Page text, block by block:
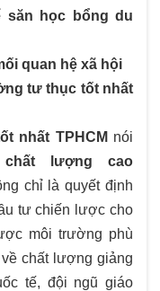
săn học bổng du
quan hệ xã hội
tư thục tốt nhất
nhất TPHCM nói
lượng cao
chỉ là quyết định
tư chiến lược cho
môi trường phù
chất lượng giảng
tế, đội ngũ giáo